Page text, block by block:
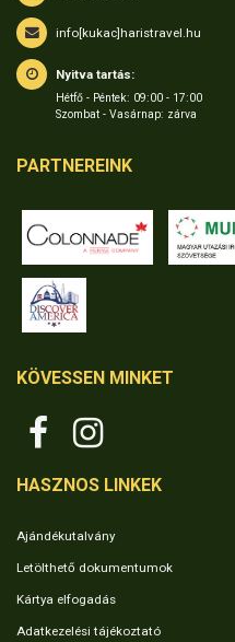
info[kukac]haristravel.hu
Nyitva tartás:
Hétfő - Péntek: 09:00 - 17:00
Szombat - Vasárnap: zárva
PARTNEREINK
KÖVESSEN MINKET
HASZNOS LINKEK
Ajándékutalvány
Letölthető dokumentumok
Kártya elfogadás
Adatkezelési tájékoztató